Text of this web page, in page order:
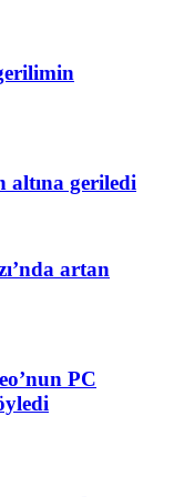
altına geriledi
artan
PC